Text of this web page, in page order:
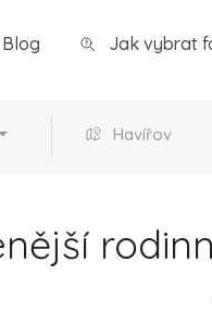
Blog Jak vybrat
Havířov